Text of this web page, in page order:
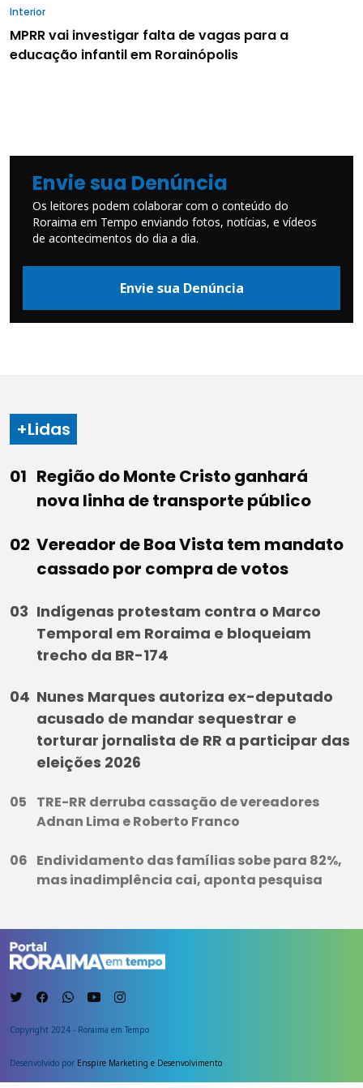
Interior
MPRR vai investigar falta de vagas para a
educação infantil em Rorainópolis
Envie sua Denúncia
Os leitores podem colaborar com o conteúdo do
Roraima em Tempo enviando fotos, notícias, e vídeos
de acontecimentos do dia a dia.
Envie sua Denúncia
+Lidas
Região do Monte Cristo ganhará
nova linha de transporte público
Vereador de Boa Vista tem mandato
cassado por compra de votos
Indígenas protestam contra o Marco
Temporal em Roraima e bloqueiam
trecho da BR-174
Nunes Marques autoriza ex-deputado
acusado de mandar sequestrar e
torturar jornalista de RR a participar das
eleições 2026
TRE-RR derruba cassação de vereadores
Adnan Lima e Roberto Franco
Endividamento das famílias sobe para 82%,
mas inadimplência cai, aponta pesquisa
Copyright 2024 - Roraima em Tempo
Desenvolvido por Enspire Marketing e Desenvolvimento